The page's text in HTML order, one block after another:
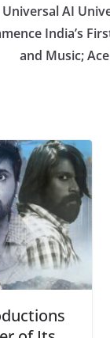
Universal AI
India’s
and Music;